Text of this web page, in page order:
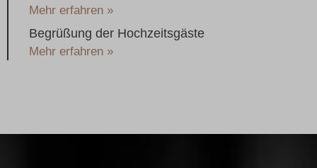
Mehr erfahren »
Begrüßung der Hochzeitsgäste
Mehr erfahren »